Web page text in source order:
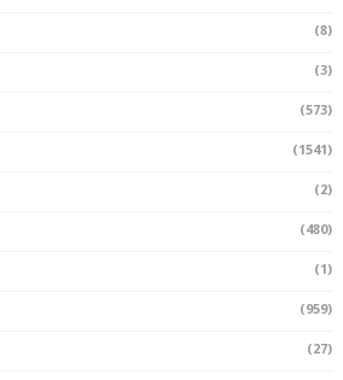
(8)
(3)
(573)
(1541)
(2)
(480)
(1)
(959)
(27)